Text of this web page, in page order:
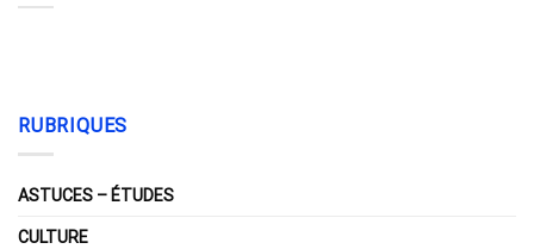
RUBRIQUES
ASTUCES – ÉTUDES
CULTURE